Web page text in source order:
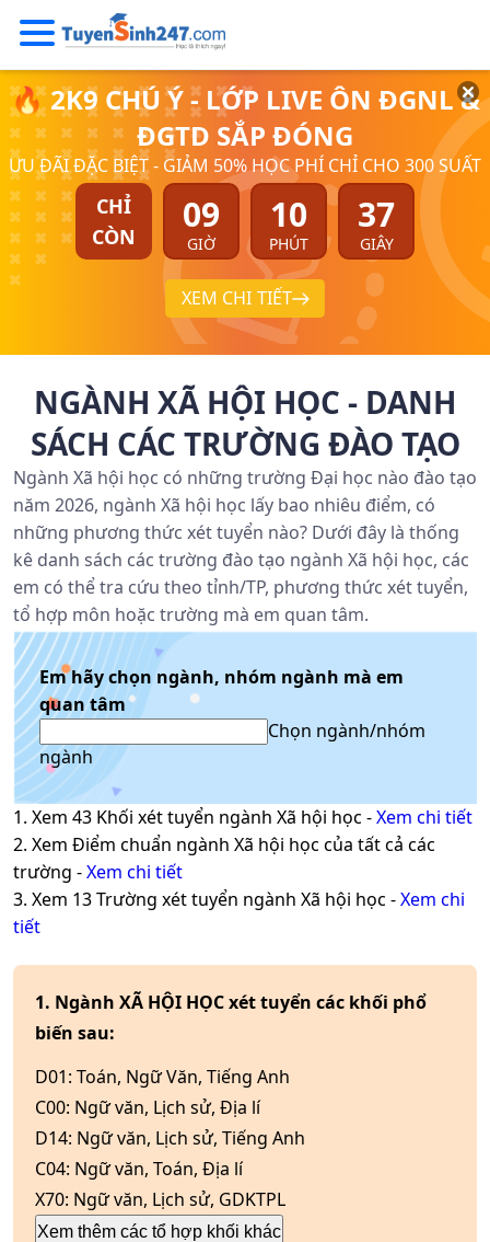
🔥 2K9 CHÚ Ý - LỚP LIVE ÔN ĐGNL &
ĐGTD SẮP ĐÓNG
ƯU ĐÃI ĐẶC BIỆT - GIẢM 50% HỌC PHÍ CHỈ CHO 300 SUẤT
CHỈ
CÒN
09
GIỜ
10
PHÚT
36
GIÂY
XEM CHI TIẾT
NGÀNH XÃ HỘI HỌC - DANH
SÁCH CÁC TRƯỜNG ĐÀO TẠO
Ngành Xã hội học có những trường Đại học nào đào tạo
năm 2026, ngành Xã hội học lấy bao nhiêu điểm, có
những phương thức xét tuyển nào? Dưới đây là thống
kê danh sách các trường đào tạo ngành Xã hội học, các
em có thể tra cứu theo tỉnh/TP, phương thức xét tuyển,
tổ hợp môn hoặc trường mà em quan tâm.
Em hãy chọn ngành, nhóm ngành mà em
quan tâm
Chọn ngành/nhóm
ngành
1. Xem 43 Khối xét tuyển ngành Xã hội học -Xem chi tiết
2. Xem Điểm chuẩn ngành Xã hội học của tất cả các
trường -Xem chi tiết
3. Xem 13Trường xét tuyển ngành Xã hội học -Xem chi
tiết
1. Ngành XÃ HỘI HỌC xét tuyển các khối phổ
biến sau:
D01: Toán, Ngữ Văn, Tiếng Anh
C00: Ngữ văn, Lịch sử, Địa lí
D14: Ngữ văn, Lịch sử, Tiếng Anh
C04: Ngữ văn, Toán, Địa lí
X70: Ngữ văn, Lịch sử, GDKTPL
Xem thêm các tổ hợp khối khác